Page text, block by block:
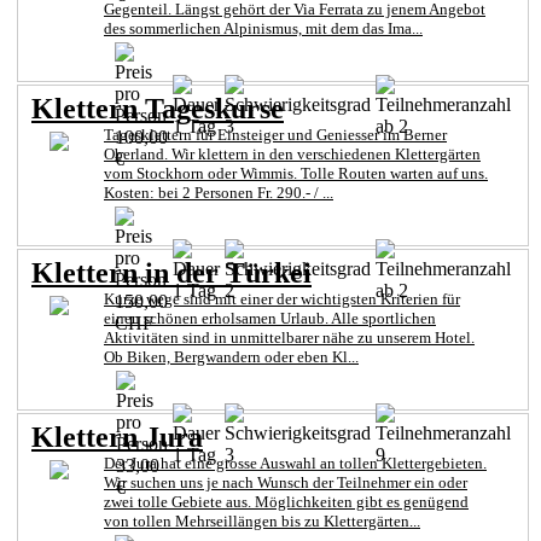
Gegenteil. Längst gehört der Via Ferrata zu jenem Angebot
des sommerlichen Alpinismus, mit dem das Ima...
100,00
€
1 Tag 3 ab 2
Klettern Tageskurse
Tagesklettern für Einsteiger und Geniesser im Berner
Oberland. Wir klettern in den verschiedenen Klettergärten
vom Stockhorn oder Wimmis. Tolle Routen warten auf uns.
Kosten: bei 2 Personen Fr. 290.- / ...
150,00
CHF
1 Tag 2 ab 2
Klettern in der Türkei
Kurze wege sind mit einer der wichtigsten Kriterien für
einen schönen erholsamen Urlaub. Alle sportlichen
Aktivitäten sind in unmittelbarer nähe zu unserem Hotel.
Ob Biken, Bergwandern oder eben Kl...
33,00
€
1 Tag 3 9
Klettern Jura
Der Jura hat eine grosse Auswahl an tollen Klettergebieten.
Wir suchen uns je nach Wunsch der Teilnehmer ein oder
zwei tolle Gebiete aus. Möglichkeiten gibt es genügend
von tollen Mehrseillängen bis zu Klettergärten...